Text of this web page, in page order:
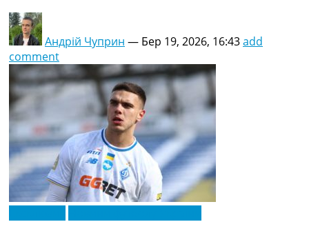
Андрій Чуприн — Бер 19, 2026, 16:43add
comment